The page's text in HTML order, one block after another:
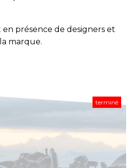
présence de designers et
marque.
terminé